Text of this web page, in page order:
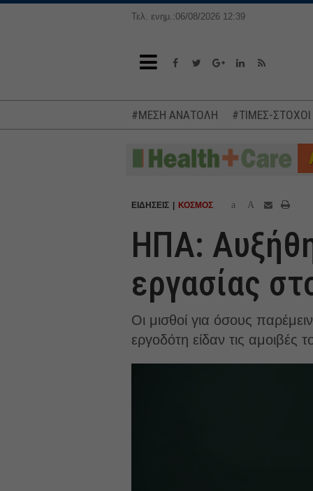
Τελ. ενημ.:06/08/2026 12:39
#ΜΕΣΗ ΑΝΑΤΟΛΗ #ΤΙΜΕΣ-
ΕΙΔΗΣΕΙΣ ΚΟΣΜΟΣ a A
ΗΠΑ:
εργασίας
Οι μισθοί για όσους
εργοδότη είδαν τις αμοιβές